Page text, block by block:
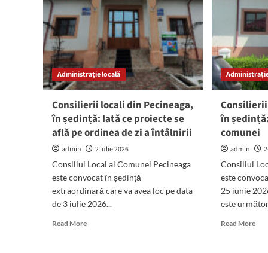
Administrație locală
Consilierii locali din Pecineaga,
în ședință: Iată ce proiecte se
află pe ordinea de zi a întâlnirii
admin
2 iulie 2026
Consiliul Local al Comunei Pecineaga
este convocat în ședință
extraordinară care va avea loc pe data
de 3 iulie 2026...
Read MoreRead
în
comunei
admin
Consiliul
este
25 iunie
este
Read MoreRead